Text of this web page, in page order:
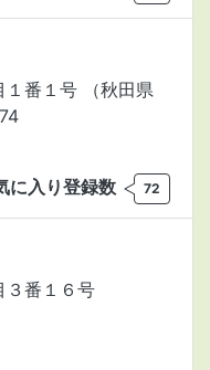
番１号 （秋田県
に入り登録数 72
３番１６号